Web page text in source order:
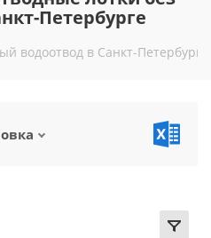
Петербурге
водоотвод в Санкт-Петербурге